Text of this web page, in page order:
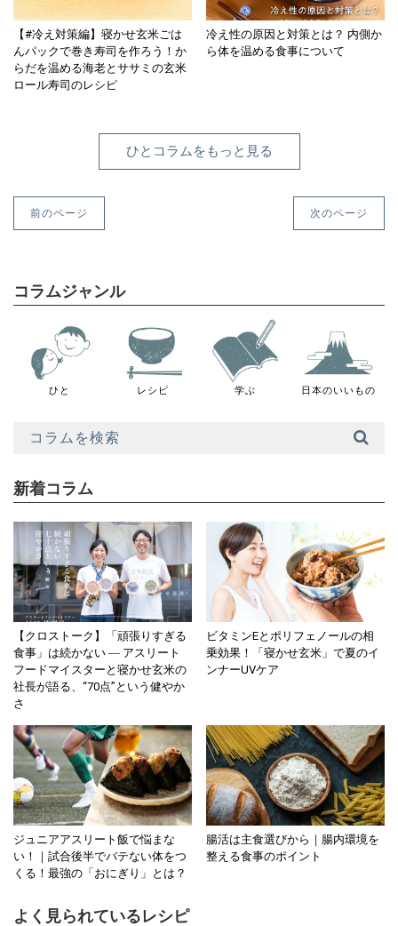
【#冷え対策編】寝かせ玄米ごは
んパックで巻き寿司を作ろう！か
らだを温める海老とササミの玄米
ロール寿司のレシピ
冷え性の原因と対策とは？ 内側か
ら体を温める食事について
ひとコラムをもっと見る
前のページ 次のページ
コラムジャンル
ひと レシピ 学ぶ 日本のいいもの
新着コラム
【クロストーク】「頑張りすぎる
食事」は続かない ― アスリート
フードマイスターと寝かせ玄米の
社長が語る、“70点”という健やか
さ
ビタミンEとポリフェノールの相
乗効果！「寝かせ玄米」で夏のイ
ンナーUVケア
ジュニアアスリート飯で悩まな
い！｜試合後半でバテない体をつ
くる！最強の「おにぎり」とは？
腸活は主食選びから｜腸内環境を
整える食事のポイント
よく見られているレシピ